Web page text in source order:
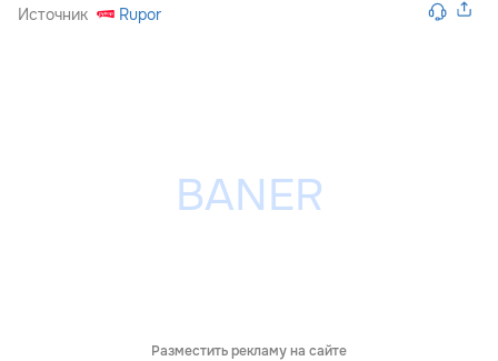
Источник Rupor
Разместить рекламу на сайте